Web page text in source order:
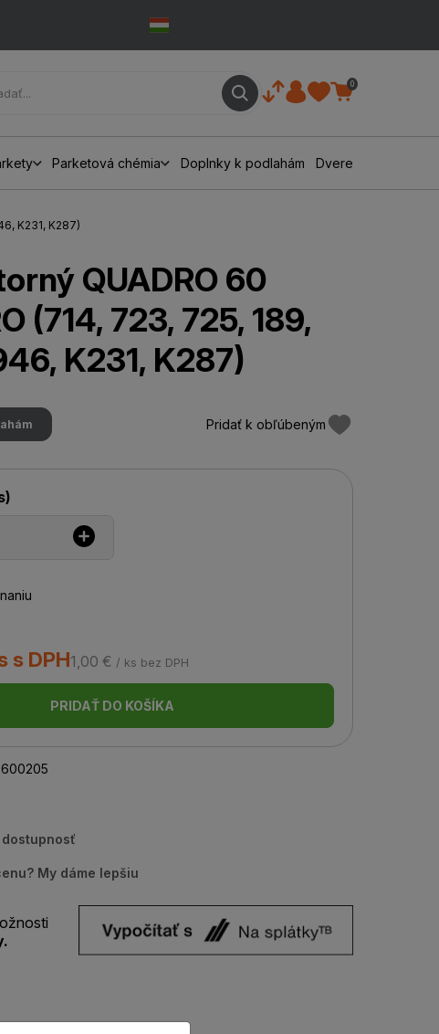
0
Parketová chémia Doplnky k podlahám Dvere
K231, K287)
QUADRO 60
(714, 723, 725, 189,
K231, K287)
Pridať k obľúbeným
)
s DPH1,00 € / ks bez DPH
PRIDAŤ DO KOŠÍKA
My dáme lepšiu